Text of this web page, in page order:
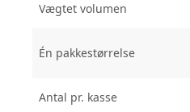
Vægtet volumen
Én pakkestørrelse
Antal pr. kasse